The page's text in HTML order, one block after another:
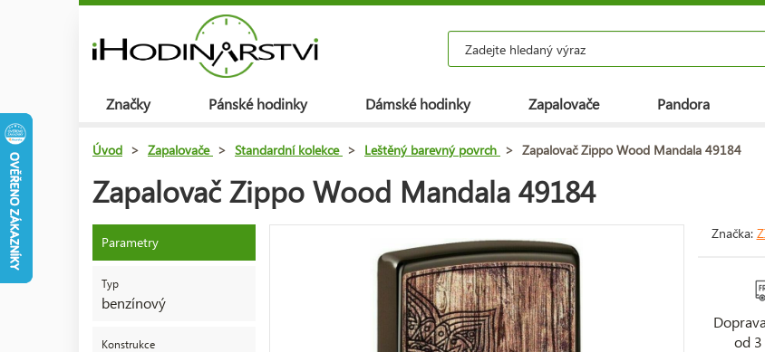
Značky Pánské hodinky Dámské hodinky Zapalovače Pandora
Úvod > Zapalovače > Standardní kolekce > Leštěný barevný povrch > Zapalovač Zippo Wood Mandala 49184
Zapalovač Zippo Wood Mandala 49184
Parametry
Typ
benzínový
Konstrukce
Značka:
od 3